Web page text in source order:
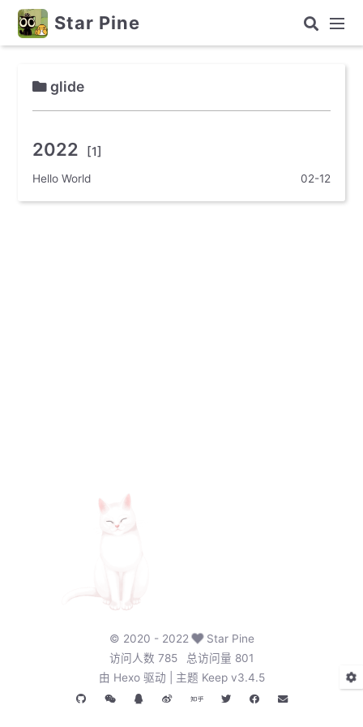
Star Pine
glide
2022 [1]
Hello World 02-12
© 2020 - 2022
Star Pine
访问人数 785 总访问量 801
由 Hexo驱动 | 主题 Keep v3.4.5